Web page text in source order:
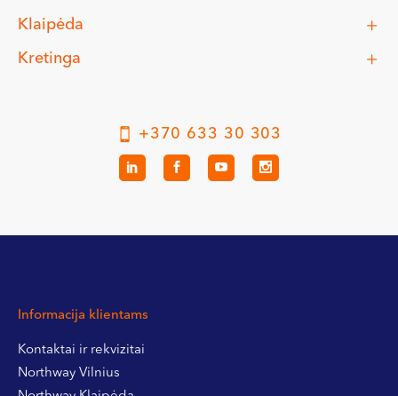
Klaipėda
Kretinga
+370 633 30 303
Informacija klientams
Kontaktai ir rekvizitai
Northway Vilnius